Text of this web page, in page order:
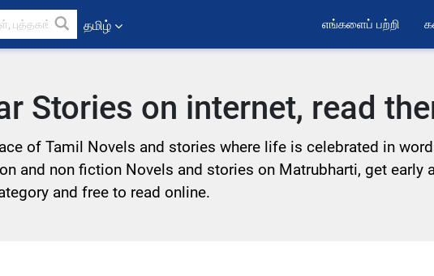
தமிழ் எங்களைப் பற்றி
Stories on internet, read
of Tamil Novels and stories where life is celebrated in
and non fiction Novels and stories on Matrubharti, get
and free to read online.